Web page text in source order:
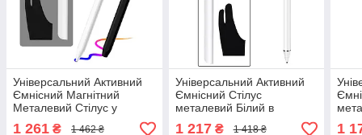
Універсальний Активний
Ємнісний Магнітний
Металевий Стілус у
комплекті чохол та
1 261 ₴ 1 462 ₴
Універсальний Активний
Ємнісний Стілус
металевий Білий в
комплекті чохол і
1 217₴ 1 418 ₴ 1